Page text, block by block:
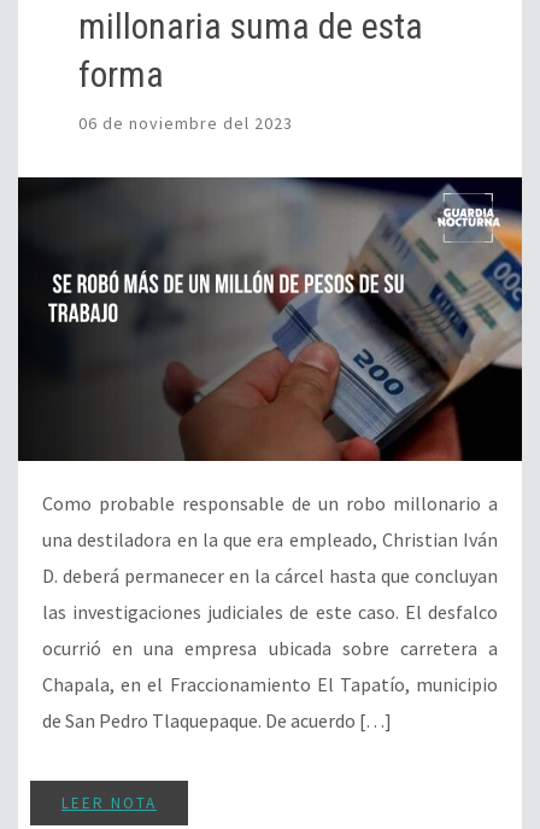
millonaria suma de esta
forma
06 de noviembre del 2023
Como probable responsable de un robo millonario a
una destiladora en la que era empleado, Christian Iván
D. deberá permanecer en la cárcel hasta que concluyan
las investigaciones judiciales de este caso. El desfalco
ocurrió en una empresa ubicada sobre carretera a
Chapala, en el Fraccionamiento El Tapatío, municipio
de San Pedro Tlaquepaque. De acuerdo […]
LEER NOTA